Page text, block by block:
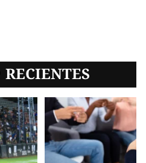
RECIENTES